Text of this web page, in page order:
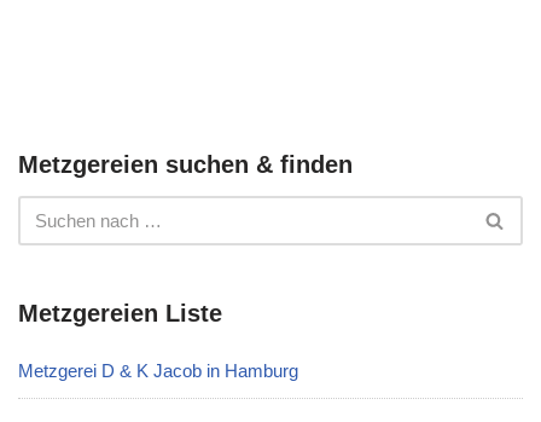
Metzgereien suchen & finden
Metzgereien Liste
Metzgerei D & K Jacob in Hamburg